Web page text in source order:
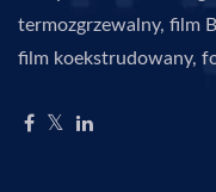
termozgrzewalny, film
film koekstrudowany,